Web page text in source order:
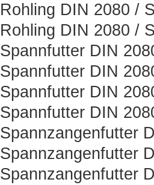
Rohling DIN 2080 /
Rohling DIN 2080 /
Spannfutter DIN
Spannfutter DIN
Spannfutter DIN
Spannfutter DIN
Spannzangenfutter
Spannzangenfutter
Spannzangenfutter